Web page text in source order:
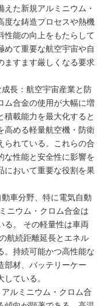
た新規アルミニウム・
度な鋳造プロセスや熱機
性能の向上をもたらして
めて重要な航空宇宙や自
ますます厳しくなる要求
長：航空宇宙産業と防
ム合金の使用が大幅に増
積載能力を最大化すると
高める軽量航空機・防衛
られている。これらの合
な性能と安全性に影響を
において重要な役割を果
車分野、特に電気自動
ニウム・クロム合金は
る。 その軽量性は車両
航続距離延長とエネル
。持続可能かつ高性能な
部材、バッテリーケー
ている。
ルミニウム・クロム合